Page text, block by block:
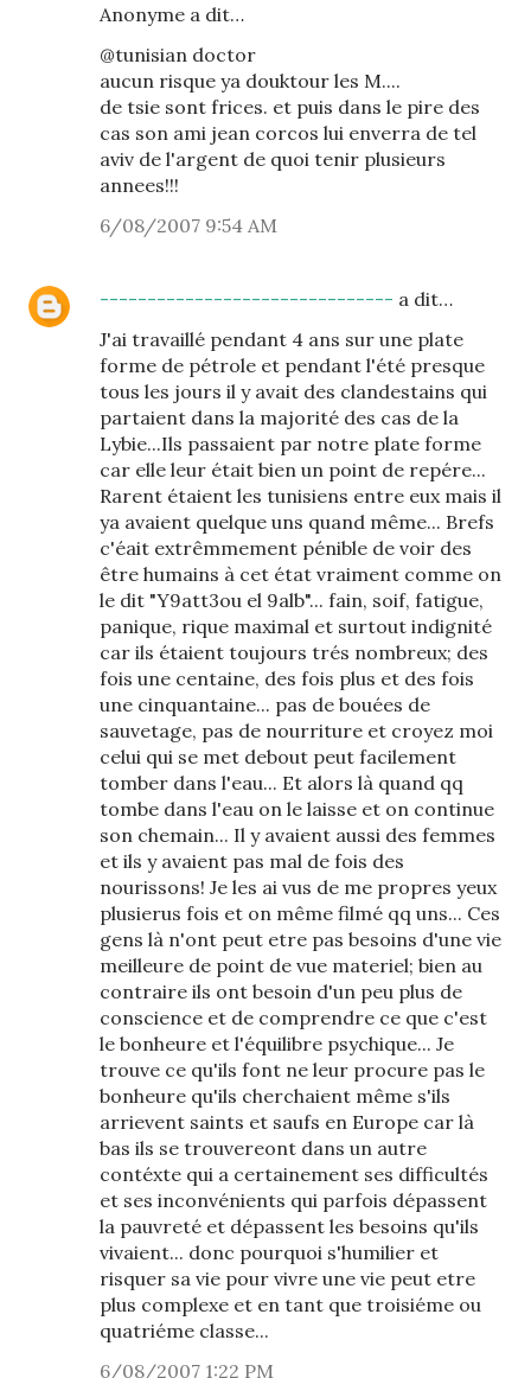
Anonyme a dit…
@tunisian doctor
aucun risque ya douktour les M....
de tsie sont frices. et puis dans le pire des
cas son ami jean corcos lui enverra de tel
aviv de l'argent de quoi tenir plusieurs
annees!!!
6/08/2007 9:54 AM
------------------------------- a dit…
J'ai travaillé pendant 4 ans sur une plate
forme de pétrole et pendant l'été presque
tous les jours il y avait des clandestains qui
partaient dans la majorité des cas de la
Lybie...Ils passaient par notre plate forme
car elle leur était bien un point de repére...
Rarent étaient les tunisiens entre eux mais il
ya avaient quelque uns quand même... Brefs
c'éait extrêmmement pénible de voir des
être humains à cet état vraiment comme on
le dit "Y9att3ou el 9alb"... fain, soif, fatigue,
panique, rique maximal et surtout indignité
car ils étaient toujours trés nombreux; des
fois une centaine, des fois plus et des fois
une cinquantaine... pas de bouées de
sauvetage, pas de nourriture et croyez moi
celui qui se met debout peut facilement
tomber dans l'eau... Et alors là quand qq
tombe dans l'eau on le laisse et on continue
son chemain... Il y avaient aussi des femmes
et ils y avaient pas mal de fois des
nourissons! Je les ai vus de me propres yeux
plusierus fois et on même filmé qq uns... Ces
gens là n'ont peut etre pas besoins d'une vie
meilleure de point de vue materiel; bien au
contraire ils ont besoin d'un peu plus de
conscience et de comprendre ce que c'est
le bonheure et l'équilibre psychique... Je
trouve ce qu'ils font ne leur procure pas le
bonheure qu'ils cherchaient même s'ils
arrievent saints et saufs en Europe car là
bas ils se trouvereont dans un autre
contéxte qui a certainement ses difficultés
et ses inconvénients qui parfois dépassent
la pauvreté et dépassent les besoins qu'ils
vivaient... donc pourquoi s'humilier et
risquer sa vie pour vivre une vie peut etre
plus complexe et en tant que troisiéme ou
quatriéme classe...
6/08/2007 1:22 PM